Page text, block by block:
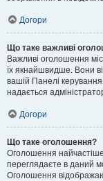
Догори
Що таке важливі
Важливі оголошення
їх якнайшвидше. Вони
вашій Панелі
надається
Догори
Що таке оголошення?
Оголошення
переглядаєте в даний
Оголошення